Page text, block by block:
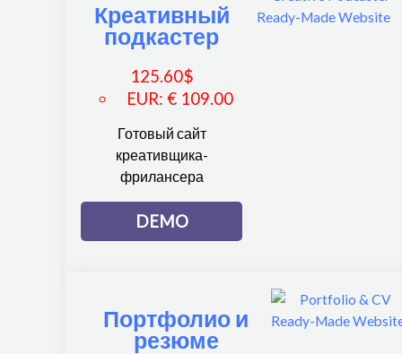
Креативный
подкастер
125.60$
EUR: € 109.00
Готовый сайт
креативщика-
фрилансера
DEMO
Портфолио и
резюме